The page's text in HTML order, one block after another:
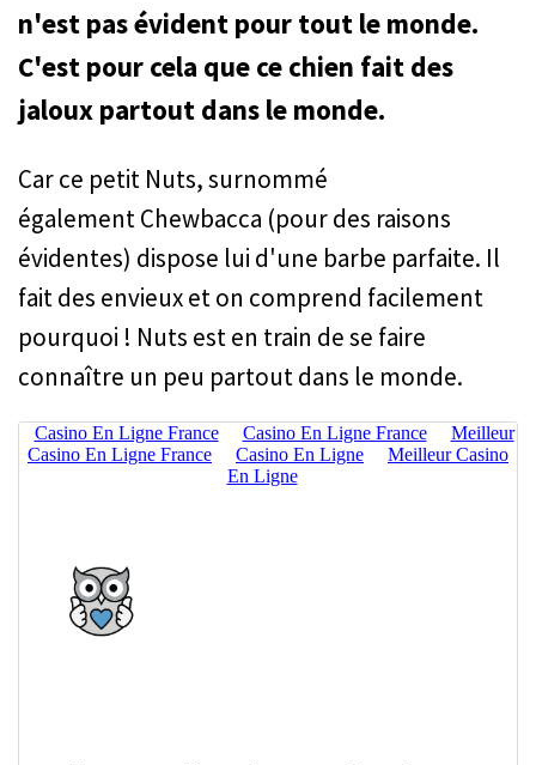
n'est pas évident pour tout le monde.
C'est pour cela que ce chien fait des
jaloux partout dans le monde.
Car ce petit Nuts, surnommé
également Chewbacca (pour des raisons
évidentes) dispose lui d'une barbe parfaite. Il
fait des envieux et on comprend facilement
pourquoi ! Nuts est en train de se faire
connaître un peu partout dans le monde.